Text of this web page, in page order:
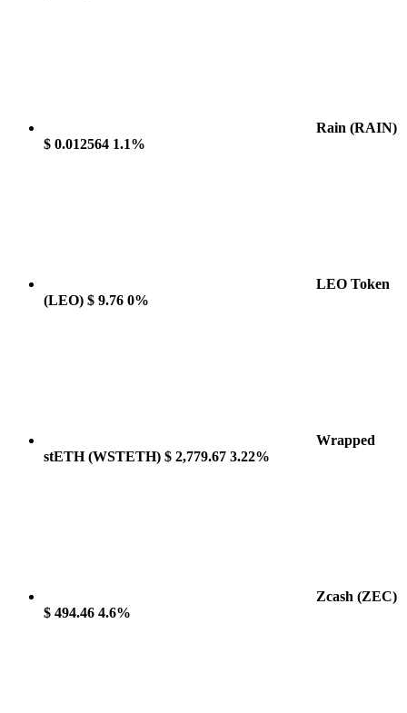
Rain (RAIN)
$ 0.012564 1.1%
LEO Token
(LEO) $ 9.76 0%
Wrapped
stETH(WSTETH) $ 2,779.67 3.22%
Zcash (ZEC)
$ 494.46 4.6%